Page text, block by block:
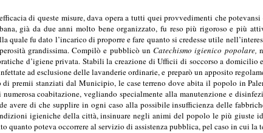
di queste misure, dava opera a tutti quei provvedimenti che
già da due anni molto bene organizzato, fu reso più rigoroso e più
quale fu dato l’incarico di proporre e fare quanto si credesse utile
grandissima. Compilò e pubblicò unCatechismo igienico popolare,
d’igiene privata. Stabili la creazione di Ufficii di soccorso a domicilio
ad esclusione delle lavanderie ordinarie, e preparò un apposito
premii stanziati dal Municipio, le case terreno dove abita il popolo in
coabitazione, vegliando specialmente alla manutenzione e
avere di che supplire in ogni caso alla possibile insufficienza delle
igieniche della città, insinuare negli animi del popolo le più giuste
quanto poteva occorrere al servizio di assistenza pubblica, pel caso in cui la